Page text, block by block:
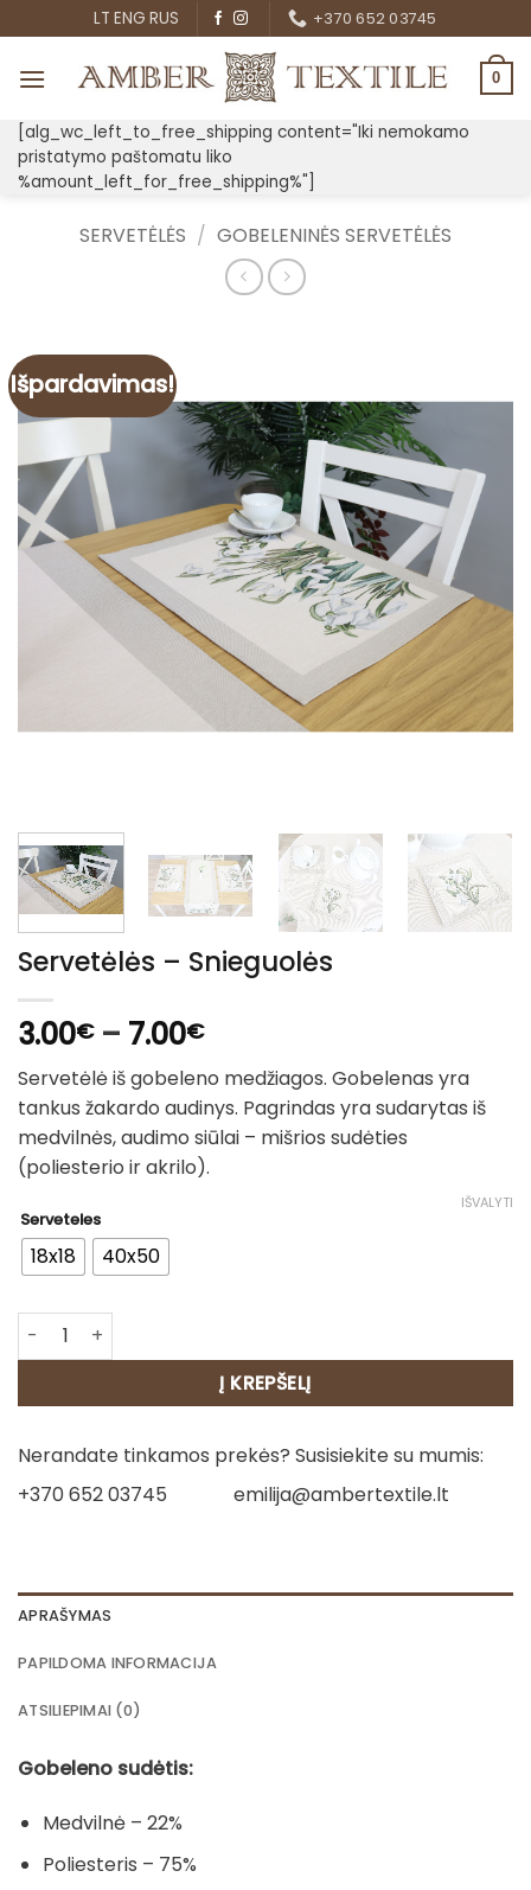
to
content
LT ENG RUS +370 652 03745
0
[alg_wc_left_to_free_shipping content="Iki nemokamo
pristatymo paštomatu liko
%amount_left_for_free_shipping%"]
SERVETĖLĖS / GOBELENINĖS SERVETĖLĖS
Išpardavimas!
Servetėlės – Snieguolės
3.00€ – 7.00€Price
range:
3.00€
through
7.00€
Servetėlė iš gobeleno medžiagos. Gobelenas yra
tankus žakardo audinys. Pagrindas yra sudarytas iš
medvilnės, audimo siūlai – mišrios sudėties
(poliesterio ir akrilo).
Serveteles
18x18 40x50
IŠVALYTI
produkto kiekis: Servetėlės - Snieguolės
Į KREPŠELĮ
Nerandate tinkamos prekės? Susisiekite su mumis:
+370 652 03745
emilija@ambertextile.lt
APRAŠYMAS
PAPILDOMA INFORMACIJA
ATSILIEPIMAI (0)
Gobeleno sudėtis:
Medvilnė – 22%
Poliesteris – 75%